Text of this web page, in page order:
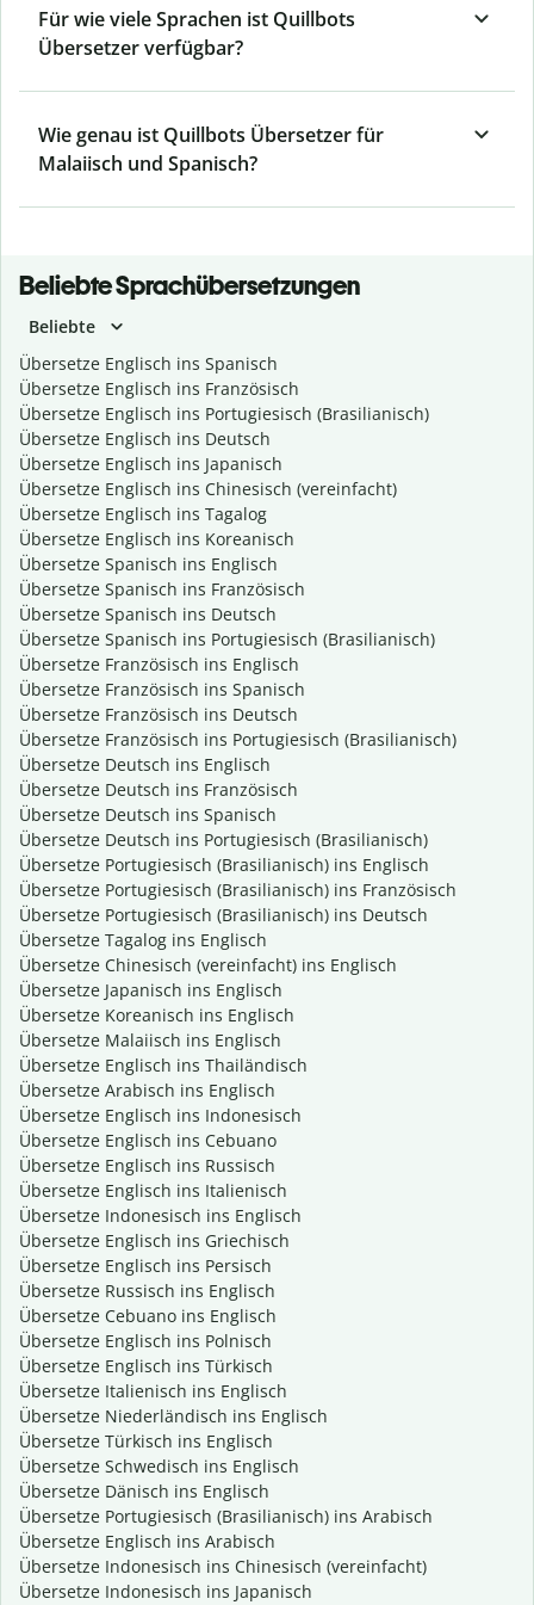
Für wie viele Sprachen ist Quillbots
Übersetzer verfügbar?
Wie genau ist Quillbots Übersetzer für
Malaiisch und Spanisch?
Beliebte Sprachübersetzungen
Beliebte
Übersetze Englisch ins Spanisch
Übersetze Englisch ins Französisch
Übersetze Englisch ins Portugiesisch (Brasilianisch)
Übersetze Englisch ins Deutsch
Übersetze Englisch ins Japanisch
Übersetze Englisch ins Chinesisch (vereinfacht)
Übersetze Englisch ins Tagalog
Übersetze Englisch ins Koreanisch
Übersetze Spanisch ins Englisch
Übersetze Spanisch ins Französisch
Übersetze Spanisch ins Deutsch
Übersetze Spanisch ins Portugiesisch (Brasilianisch)
Übersetze Französisch ins Englisch
Übersetze Französisch ins Spanisch
Übersetze Französisch ins Deutsch
Übersetze Französisch ins Portugiesisch (Brasilianisch)
Übersetze Deutsch ins Englisch
Übersetze Deutsch ins Französisch
Übersetze Deutsch ins Spanisch
Übersetze Deutsch ins Portugiesisch (Brasilianisch)
Übersetze Portugiesisch (Brasilianisch) ins Englisch
Übersetze Portugiesisch (Brasilianisch) ins Französisch
Übersetze Portugiesisch (Brasilianisch) ins Deutsch
Übersetze Tagalog ins Englisch
Übersetze Chinesisch (vereinfacht) ins Englisch
Übersetze Japanisch ins Englisch
Übersetze Koreanisch ins Englisch
Übersetze Malaiisch ins Englisch
Übersetze Englisch ins Thailändisch
Übersetze Arabisch ins Englisch
Übersetze Englisch ins Indonesisch
Übersetze Englisch ins Cebuano
Übersetze Englisch ins Russisch
Übersetze Englisch ins Italienisch
Übersetze Indonesisch ins Englisch
Übersetze Englisch ins Griechisch
Übersetze Englisch ins Persisch
Übersetze Russisch ins Englisch
Übersetze Cebuano ins Englisch
Übersetze Englisch ins Polnisch
Übersetze Englisch ins Türkisch
Übersetze Italienisch ins Englisch
Übersetze Niederländisch ins Englisch
Übersetze Türkisch ins Englisch
Übersetze Schwedisch ins Englisch
Übersetze Dänisch ins Englisch
Übersetze Portugiesisch (Brasilianisch) ins Arabisch
Übersetze Englisch ins Arabisch
Übersetze Indonesisch ins Chinesisch (vereinfacht)
Übersetze Indonesisch ins Japanisch